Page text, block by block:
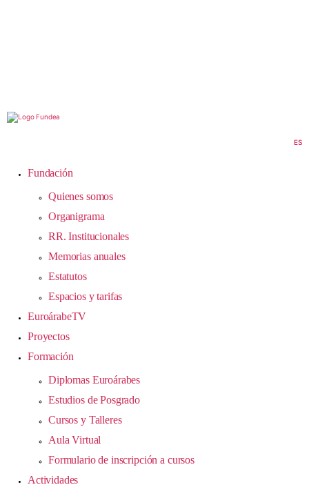
ES
AR
Fundación
Quienes somos
Organigrama
RR. Institucionales
Memorias anuales
Estatutos
Espacios y tarifas
EuroárabeTV
Proyectos
Formación
Diplomas Euroárabes
Estudios de Posgrado
Cursos y Talleres
Aula Virtual
Formulario de inscripción a cursos
Actividades